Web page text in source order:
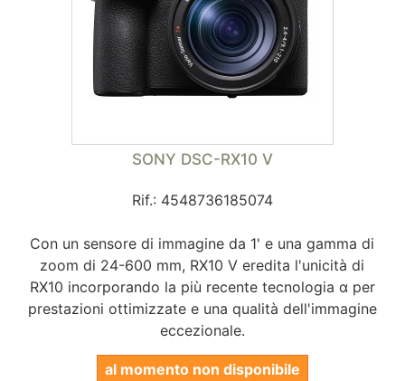
SONY DSC-RX10 V
Rif.: 4548736185074
Con un sensore di immagine da 1' e una gamma di
zoom di 24-600 mm, RX10 V eredita l'unicità di
RX10 incorporando la più recente tecnologia α per
prestazioni ottimizzate e una qualità dell'immagine
eccezionale.
al momento non disponibile